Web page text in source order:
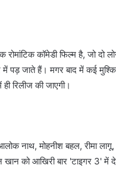
रोमांटिक कॉमेडी फिल्म है, जो दो
में पड़ जाते हैं। मगर बाद में कई
रिलीज की जाएगी।
नाथ, मोहनीश बहल, रीमा लागू,
खान को आखिरी बार 'टाइगर 3'